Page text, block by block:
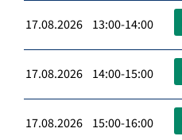
17.08.2026 13:00-14:00
17.08.2026 14:00-15:00
17.08.2026 15:00-16:00